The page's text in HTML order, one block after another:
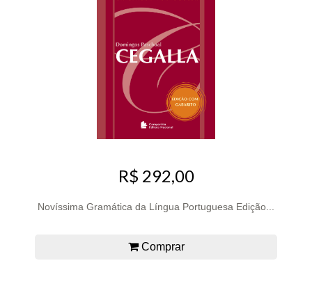
R$ 292,00
Novíssima Gramática da Língua Portuguesa Edição...
Comprar